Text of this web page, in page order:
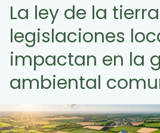
La ley de la
legislaciones
impactan en la
ambiental